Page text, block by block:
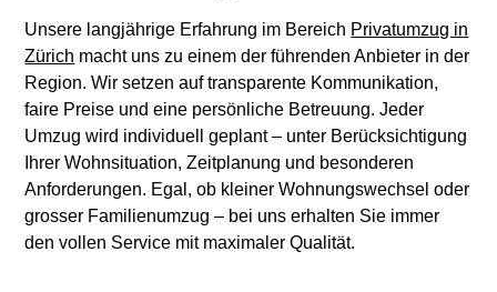
Unsere langjährige Erfahrung im Bereich Privatumzug in
Zürich macht uns zu einem der führenden Anbieter in der
Region. Wir setzen auf transparente Kommunikation,
faire Preise und eine persönliche Betreuung. Jeder
Umzug wird individuell geplant – unter Berücksichtigung
Ihrer Wohnsituation, Zeitplanung und besonderen
Anforderungen. Egal, ob kleiner Wohnungswechsel oder
grosser Familienumzug – bei uns erhalten Sie immer
den vollen Service mit maximaler Qualität.